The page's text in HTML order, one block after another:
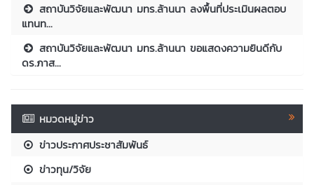
สถาบันวิจัยและพัฒนา มทร.ล้านนา ลงพื้นที่ประเมินผลตอบ
แทนท...
สถาบันวิจัยและพัฒนา มทร.ล้านนา ขอแสดงความยินดีกับ
ดร.ภาส...
หมวดหมู่ข่าว
ข่าวประกาศประชาสัมพันธ์
ข่าวทุน/วิจัย